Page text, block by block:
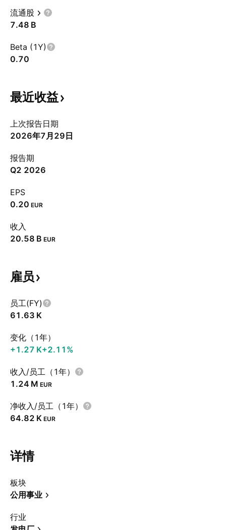
流通股
‪7.48 B‬
Beta (1Y)
0.70
最近收益
上次报告日期
2026年7月29日
报告期
Q2 2026
EPS
0.20 EUR
收入
‪20.58 B‬ EUR
雇员
员工(FY)
‪61.63 K‬
变化（1年）
‪+1.27 K‬+2.11%
收入/员工（1年）
‪1.24 M‬ EUR
净收入/员工（1年）
‪64.82 K‬ EUR
详情
板块
公用事业
行业